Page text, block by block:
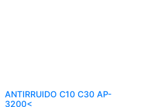
ANTIRRUIDO C10 C30 AP-
3200<